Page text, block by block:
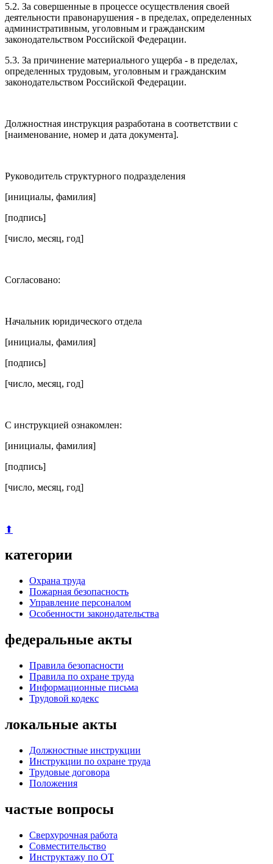
5.2. За совершенные в процессе осуществления своей
деятельности правонарушения - в пределах, определенных
административным, уголовным и гражданским
законодательством Российской Федерации.
5.3. За причинение материального ущерба - в пределах,
определенных трудовым, уголовным и гражданским
законодательством Российской Федерации.
Должностная инструкция разработана в соответствии с
[наименование, номер и дата документа].
Руководитель структурного подразделения
[инициалы, фамилия]
[подпись]
[число, месяц, год]
Согласовано:
Начальник юридического отдела
[инициалы, фамилия]
[подпись]
[число, месяц, год]
С инструкцией ознакомлен:
[инициалы, фамилия]
[подпись]
[число, месяц, год]
⬆
категории
Охрана труда
Пожарная безопасность
Управление персоналом
Особенности законодательства
федеральные акты
Правила безопасности
Правила по охране труда
Информационные письма
Трудовой кодекс
локальные акты
Должностные инструкции
Инструкции по охране труда
Трудовые договора
Положения
частые вопросы
Сверхурочная работа
Совместительство
Инструктажу по ОТ